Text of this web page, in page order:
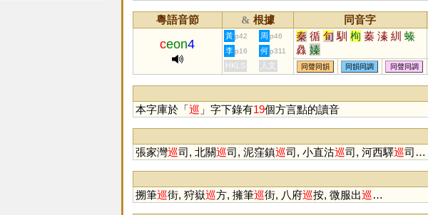
粵語音節 & 根據 同音字
ceon4
黃 p42 周 p46 秦 循 旬 馴 栒 蓁 溱 紃 螓
灥 嫀
李 p16 何 p311
HKLS 人文 同聲同韻 同韻同調 同聲同調
本字庫於「巡 」字下錄有19個方言點的讀音
張家灣巡司, 北關巡司, 泥窪鎮巡司, 小直沽巡司, 河西驛巡司…
搠筆巡街, 狩嶽巡方, 擁筆巡街, 八府巡按, 微服出巡…